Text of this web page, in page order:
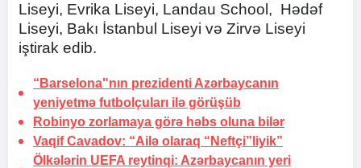
Liseyi, Evrika Liseyi, Landau School, Hədəf
Liseyi, Bakı İstanbul Liseyi və Zirvə Liseyi
iştirak edib.
“Barselona"nın prezidenti Azərbaycanın
yeniyetmə futbolçuları ilə görüşüb
Robinyo zorlamaya görə həbs oluna bilər
Vaqif Cavadov: “Ailə olaraq “Neftçi”liyik”
Ölkələrin UEFA reytinqi: Azərbaycanın yeri